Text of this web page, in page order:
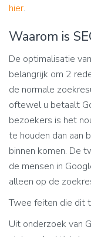
hier.
Waarom is
De optimalisatie
belangrijk om 2
de normale
oftewel u betaalt
bezoekers is het
te houden dan aan
binnen komen. De
de mensen in
alleen op de
Twee feiten die dit
Uit onderzoek van